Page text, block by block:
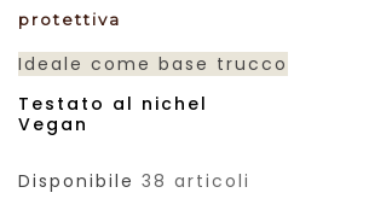
protettiva
Ideale come base trucco
Testato al nichel
Vegan
Disponibile 38 articoli